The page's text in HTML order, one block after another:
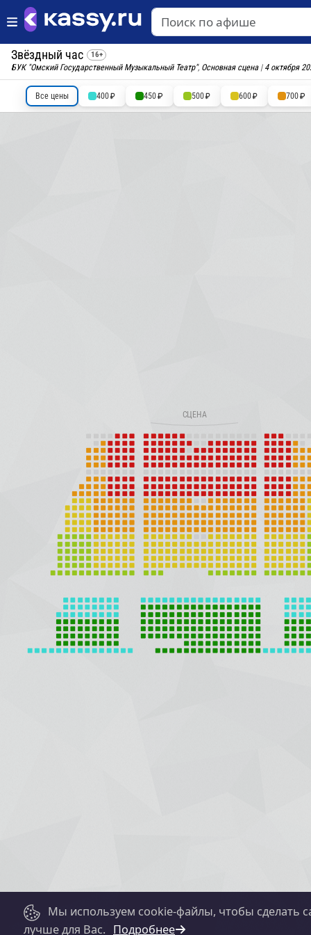
Звёздный час 16+
БУК "Омский Государственный Музыкальный Театр", Основная сцена| 4 октября
Все цены 400 450 500 600 700
Мы используем cookie-файлы, чтобы сделать
лучше для Вас. Подробнее